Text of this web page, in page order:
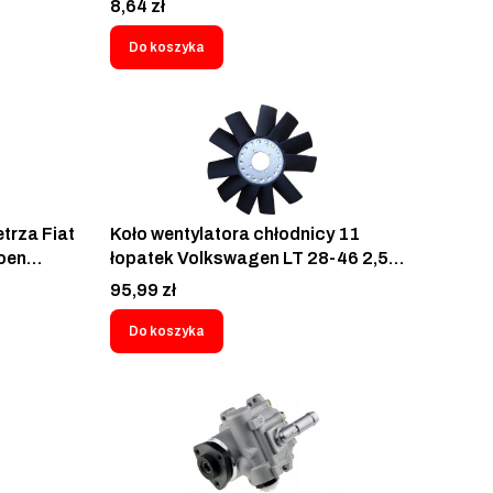
LT35
Cena
8,64 zł
Do koszyka
Fiat
Koło wentylatora chłodnicy 11
łopatek Volkswagen LT 28-46 2,5
TDI SDI - 957123F1
Cena
95,99 zł
Do koszyka